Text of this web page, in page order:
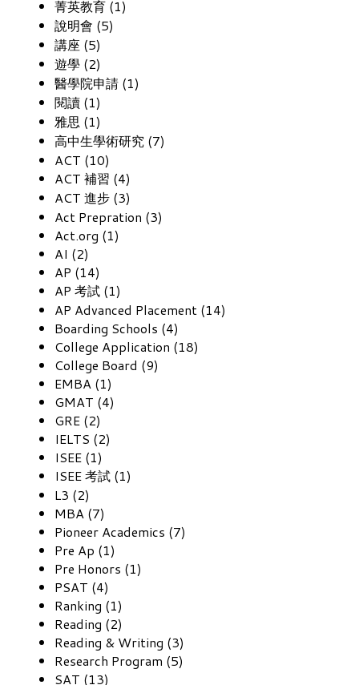
菁英教育 (1)
說明會 (5)
講座 (5)
遊學 (2)
醫學院申請 (1)
閱讀 (1)
雅思 (1)
高中生學術研究 (7)
ACT (10)
ACT 補習 (4)
ACT 進步 (3)
Act Prepration (3)
Act.org (1)
AI (2)
AP (14)
AP 考試 (1)
AP Advanced Placement (14)
Boarding Schools (4)
College Application (18)
College Board (9)
EMBA (1)
GMAT (4)
GRE (2)
IELTS (2)
ISEE (1)
ISEE 考試 (1)
L3 (2)
MBA (7)
Pioneer Academics (7)
Pre Ap (1)
Pre Honors (1)
PSAT (4)
Ranking (1)
Reading (2)
Reading & Writing (3)
Research Program (5)
SAT (13)